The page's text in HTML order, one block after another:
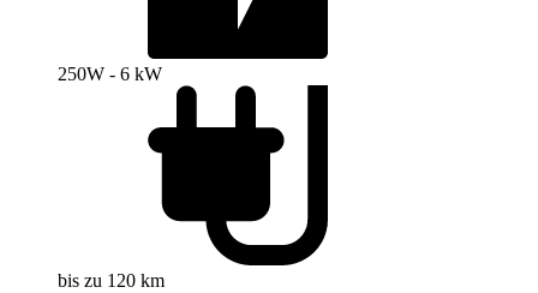
250W - 6 kW
bis zu 120 km